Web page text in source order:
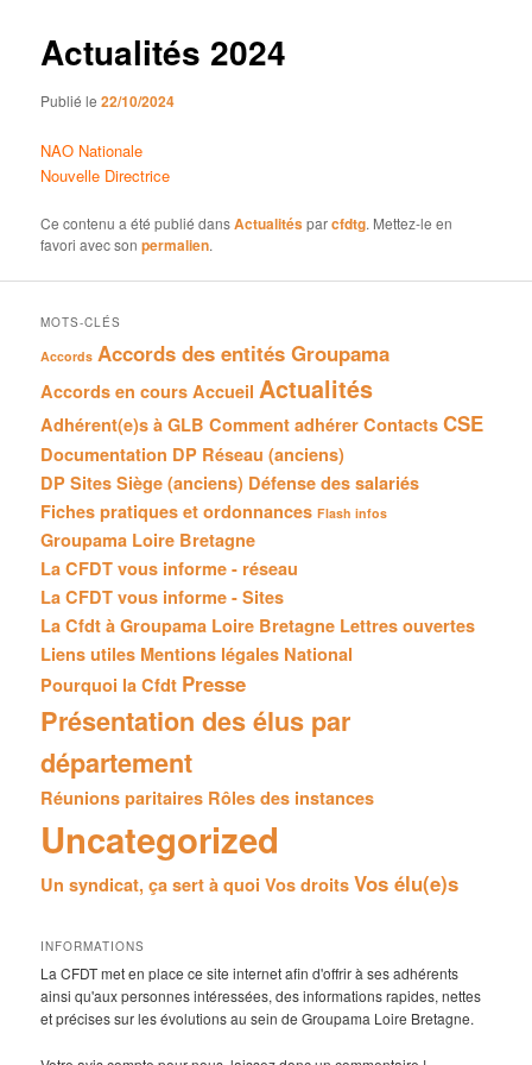
Actualités 2024
Publié le22/10/2024
NAO Nationale
Nouvelle Directrice
Ce contenu a été publié dansActualitésparcfdtg. Mettez-le en
favori avec sonpermalien.
MOTS-CLÉS
Accords Accords des entités Groupama
Accords en cours Accueil Actualités
Adhérent(e)s à GLB Comment adhérer Contacts CSE
Documentation DP Réseau (anciens)
DP Sites Siège (anciens) Défense des salariés
Fiches pratiques et ordonnances Flash infos
Groupama Loire Bretagne
La CFDT vous informe - réseau
La CFDT vous informe - Sites
La Cfdt à Groupama Loire Bretagne Lettres ouvertes
Liens utiles Mentions légales National
Pourquoi la Cfdt Presse
Présentation des élus par
département
Réunions paritaires Rôles des instances
Uncategorized
Un syndicat, ça sert à quoi Vos droits Vos élu(e)s
INFORMATIONS
La CFDT met en place ce site internet afin d'offrir à ses adhérents
ainsi qu'aux personnes intéressées, des informations rapides, nettes
et précises sur les évolutions au sein de Groupama Loire Bretagne.